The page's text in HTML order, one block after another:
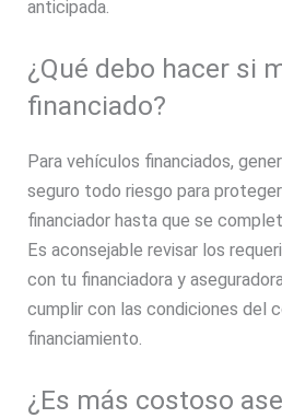
anticipada.
¿Qué debo hacer si
financiado?
Para vehículos financiados,
seguro todo riesgo para
financiador hasta que se
Es aconsejable revisar los
con tu financiadora y
cumplir con las condiciones del
financiamiento.
¿Es más costoso